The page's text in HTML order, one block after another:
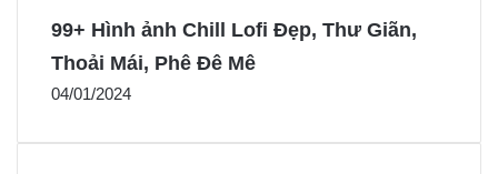
99+ Hình ảnh Chill Lofi Đẹp, Thư Giãn,
Thoải Mái, Phê Đê Mê
04/01/2024